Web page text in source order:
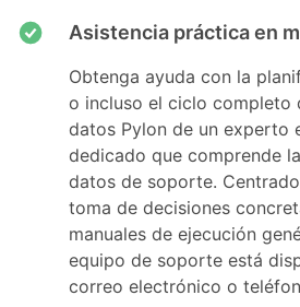
Asistencia práctica en
Obtenga ayuda con la
o incluso el ciclo completo
datos Pylon de un experto
dedicado que comprende
datos de soporte.
toma de decisiones
manuales de ejecución
equipo de soporte está
correo electrónico o